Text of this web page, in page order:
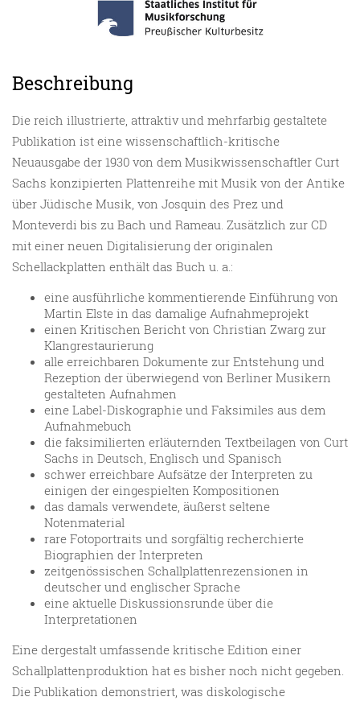
Beschreibung
Die reich illustrierte, attraktiv und mehrfarbig gestaltete
Publikation ist eine wissenschaftlich-kritische
Neuausgabe der 1930 von dem Musikwissenschaftler Curt
Sachs konzipierten Plattenreihe mit Musik von der Antike
über Jüdische Musik, von Josquin des Prez und
Monteverdi bis zu Bach und Rameau. Zusätzlich zur CD
mit einer neuen Digitalisierung der originalen
Schellackplatten enthält das Buch u. a.:
eine ausführliche kommentierende Einführung von
Martin Elste in das damalige Aufnahmeprojekt
einen Kritischen Bericht von Christian Zwarg zur
Klangrestaurierung
alle erreichbaren Dokumente zur Entstehung und
Rezeption der überwiegend von Berliner Musikern
gestalteten Aufnahmen
eine Label-Diskographie und Faksimiles aus dem
Aufnahmebuch
die faksimilierten erläuternden Textbeilagen von Curt
Sachs in Deutsch, Englisch und Spanisch
schwer erreichbare Aufsätze der Interpreten zu
einigen der eingespielten Kompositionen
das damals verwendete, äußerst seltene
Notenmaterial
rare Fotoportraits und sorgfältig recherchierte
Biographien der Interpreten
zeitgenössischen Schallplattenrezensionen in
deutscher und englischer Sprache
eine aktuelle Diskussionsrunde über die
Interpretationen
Eine dergestalt umfassende kritische Edition einer
Schallplattenproduktion hat es bisher noch nicht gegeben.
Die Publikation demonstriert, was diskologische